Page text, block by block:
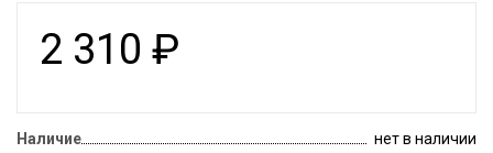
2 310 ₽
Наличие
нет в наличии